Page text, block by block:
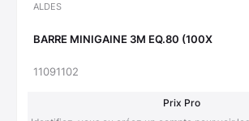
ALDES
BARRE MINIGAINE 3M EQ.80 (100X
11091102
Prix Pro